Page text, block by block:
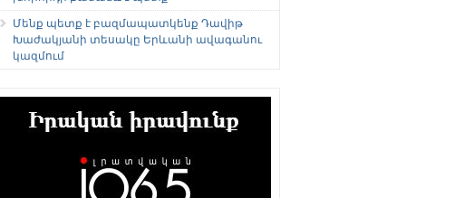
Մենք պետք է բազմապատկենք Դավիթ
Խաժակյանի տեսակը Երևանի ավագանու
կազմում